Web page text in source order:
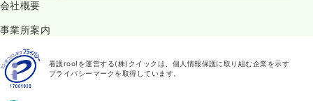
会社概要
事業所案内
看護roo!を運営する(株)クイックは、個人情報保護に取り組む企業を示す
プライバシーマークを取得しています。